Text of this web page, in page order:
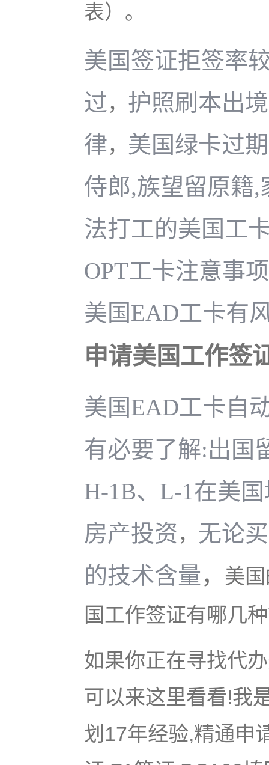
表）。
美国签证拒签率
过， 护照刷本出
律， 美国绿卡过
侍郎,族望留原籍,
法打工的美国工
OPT工卡注意事项
美国EAD工卡有
申请美国工作签
美国EAD工卡自
有必要了解:出国
H-1B、L-1在美
房产投资， 无论
的技术含量，
美
国工作签证有哪几
如果你正在寻找代
可以来这里看看!我
划17年经验,精通申